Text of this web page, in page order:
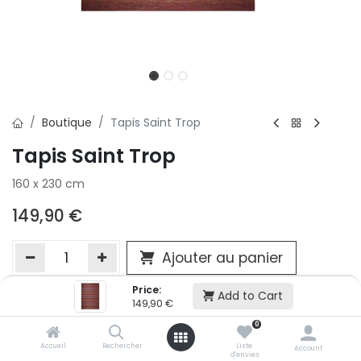
Price:
149,90 € Add to Cart
Accueil Rechercher
0
Liste
d'envies
Account
Boutique Tapis Saint Trop
Tapis Saint Trop
160 x 230 cm
149,90 €
Ajouter au panier
Ajouter à la liste d'envie
Si vous ne pouvez pas ajouter cet article dans votre panier
victime de son succès et momentanément indisponible.